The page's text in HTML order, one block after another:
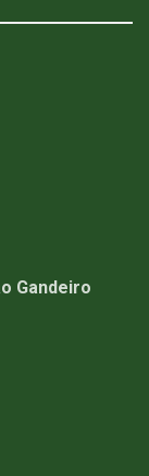
Gandeiro